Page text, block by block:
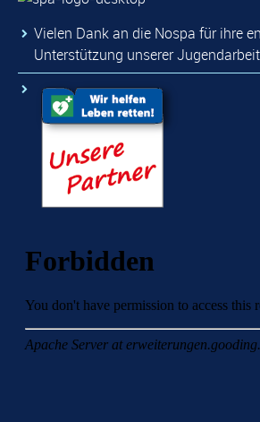
Vielen Dank an die Nospa für ihre
Unterstützung unserer